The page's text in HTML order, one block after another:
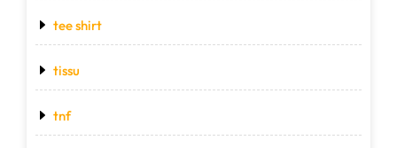
tee shirt
tissu
tnf